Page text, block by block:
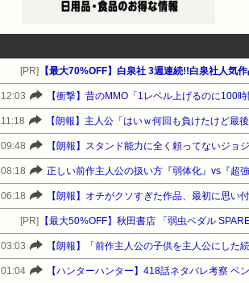
[PR] 【最大70%OFF】白泉社 3週連続!!白泉社人気
12:03 【衝撃】昔のMMO「1レベル上げるのに100
11:18 【朗報】主人公「はいｗ何回も負けたけど
09:48 【朗報】スタンド能力に全く頼ってないジョ
08:18 正しい前作主人公の扱い方『弱体化』vs『超
06:18 【朗報】オチがクソすぎた作品、最初に思い
[PR] 【最大50%OFF】秋田書店 「弱虫ペダル
03:03 【朗報】「前作主人公の子供を主人公にした
01:04 【ハンターハンター】418話ネタバレ考察 ベ